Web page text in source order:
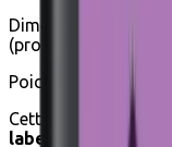
Dimensions : 6 cm
(profondeur)
Poids net : 50g
Cette épice est
label Agriculture